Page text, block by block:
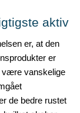
aktiv
er, at den
er
være vanskelige
er de bedre rustet